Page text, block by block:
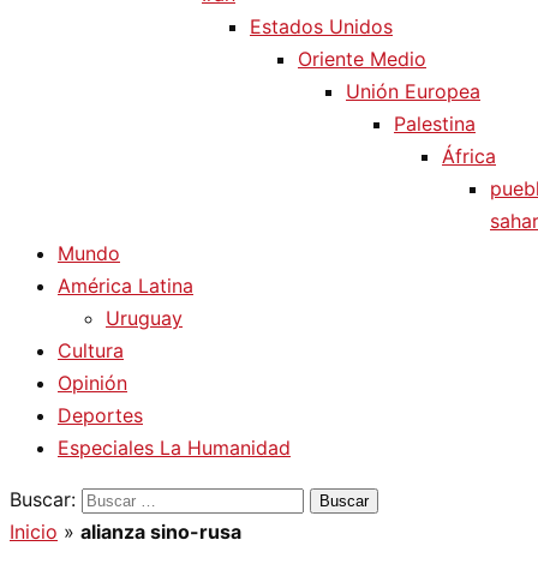
Estados Unidos
Oriente Medio
Unión Europea
Palestina
África
Mundo
América Latina
Uruguay
Cultura
Opinión
Deportes
Especiales La Humanidad
Buscar:
Inicio » alianza sino-rusa